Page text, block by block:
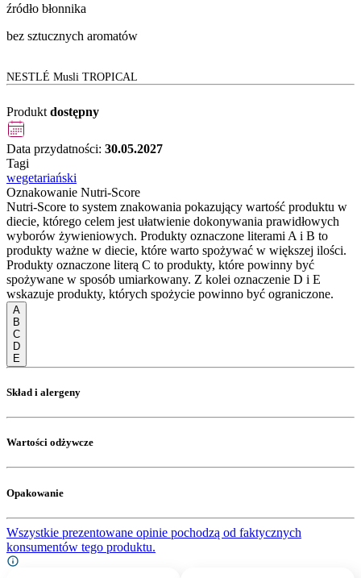
źródło błonnika
bez sztucznych aromatów
NESTLÉ Musli TROPICAL
Produkt dostępny
Data przydatności: 30.05.2027
Tagi
wegetariański
Oznakowanie Nutri-Score
Nutri-Score to system znakowania pokazujący wartość produktu w
diecie, którego celem jest ułatwienie dokonywania prawidłowych
wyborów żywieniowych. Produkty oznaczone literami A i B to
produkty ważne w diecie, które warto spożywać w większej ilości.
Produkty oznaczone literą C to produkty, które powinny być
spożywane w sposób umiarkowany. Z kolei oznaczenie D i E
wskazuje produkty, których spożycie powinno być ograniczone.
A
B
C
D
E
Skład i alergeny
Wartości odżywcze
Opakowanie
Wszystkie prezentowane opinie pochodzą od faktycznych
konsumentów tego produktu.